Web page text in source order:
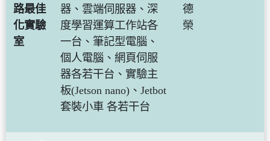
路最佳
化實驗
室
器、雲端伺服器、深
度學習運算工作站各
一台、筆記型電腦、
個人電腦、網頁伺服
器各若干台、實驗主
板(Jetson nano)、Jetbot
套裝小車 各若干台
德
榮